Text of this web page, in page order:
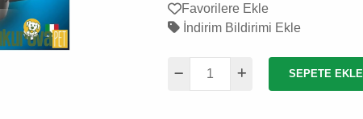
Favorilere Ekle
İndirim Bildirimi Ekle
SEPETE EKLE